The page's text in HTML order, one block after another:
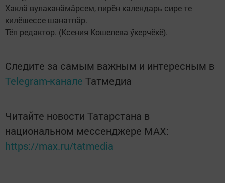
Хаклă вулаканăмăрсем, пирӗн календарь сире те
килӗшессе шанатпăр.
Тӗп редактор. (Ксения Кошелева ӳкерчӗкӗ).
Следите за самым важным и интересным в
Telegram-канале Татмедиа
Читайте новости Татарстана в
национальном мессенджере MАХ:
https://max.ru/tatmedia